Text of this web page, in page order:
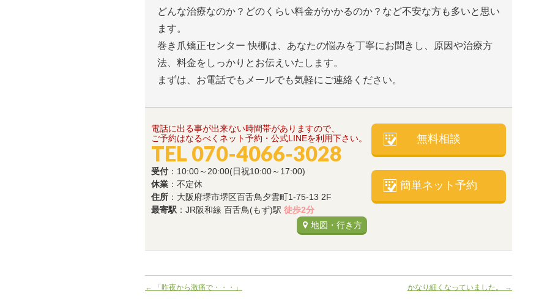
どんな治療なのか？どのくらい料金がかかるのか？など不安な方も多いと思い
ます。
巻き爪矯正センター 快梛は、あなたの悩みを丁寧にお聞きし、原因や治療方
法、料金をしっかりとお伝えいたします。
まずは、お電話でもメールでも気軽にご連絡ください。
電話に出る事が出来ない時間帯がありますので、
ご予約はなるべくネット予約・公式LINEを利用下さい。
TEL 070-4066-3028
受付 ：10:00～20:00(日祝10:00～17:00)
休業 ：不定休
住所 ：大阪府堺市堺区百舌鳥夕雲町1-75-13 2F
最寄駅 ：JR阪和線 百舌鳥(もず)駅 徒歩2分
地図・行き方
無料相談
簡単ネット予約
← 「昨夜から激痛で・・・」 かなり細くなっていました。 →